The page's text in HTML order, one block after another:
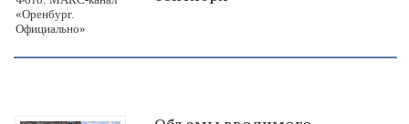
«Оренбург.
Официально»